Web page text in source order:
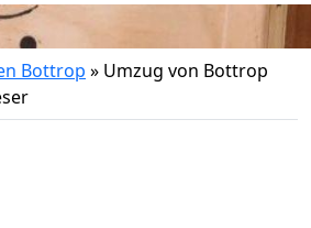
Bottrop » Umzug von Bottrop